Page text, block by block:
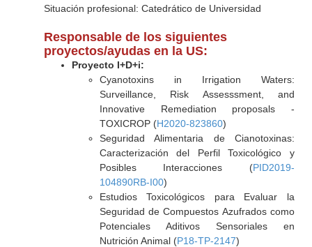
Situación profesional: Catedrático de Universidad
Responsable de los siguientes
proyectos/ayudas en la US:
Proyecto I+D+i:
Cyanotoxins in Irrigation Waters:
Surveillance, Risk Assesssment, and
Innovative Remediation proposals -
TOXICROP (H2020-823860)
Seguridad Alimentaria de Cianotoxinas:
Caracterización del Perfil Toxicológico y
Posibles Interacciones (PID2019-
104890RB-I00)
Estudios Toxicológicos para Evaluar la
Seguridad de Compuestos Azufrados como
Potenciales Aditivos Sensoriales en
Nutrición Animal (P18-TP-2147)